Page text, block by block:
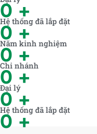
0 +
Hệ thống đã lắp đặt
0 +
Năm kinh nghiệm
0 +
Chi nhánh
0 +
Đại lý
0 +
Hệ thống đã lắp đặt
0 +